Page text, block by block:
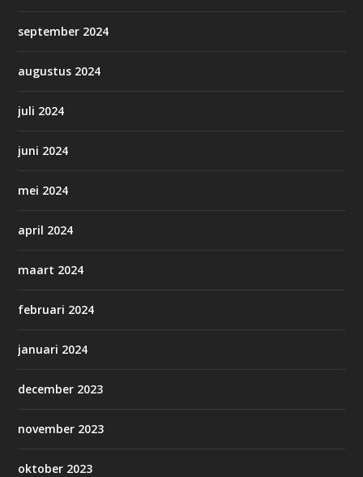
september 2024
augustus 2024
juli 2024
juni 2024
mei 2024
april 2024
maart 2024
februari 2024
januari 2024
december 2023
november 2023
oktober 2023